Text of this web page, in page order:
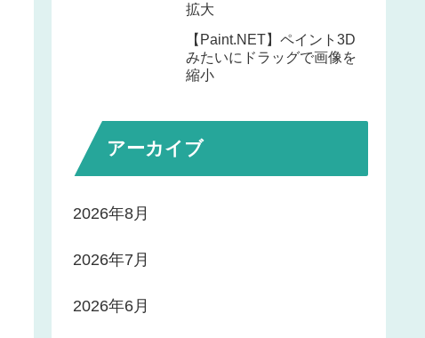
拡大
【Paint.NET】ペイント3D
みたいにドラッグで画像を
縮小
アーカイブ
2026年8月
2026年7月
2026年6月